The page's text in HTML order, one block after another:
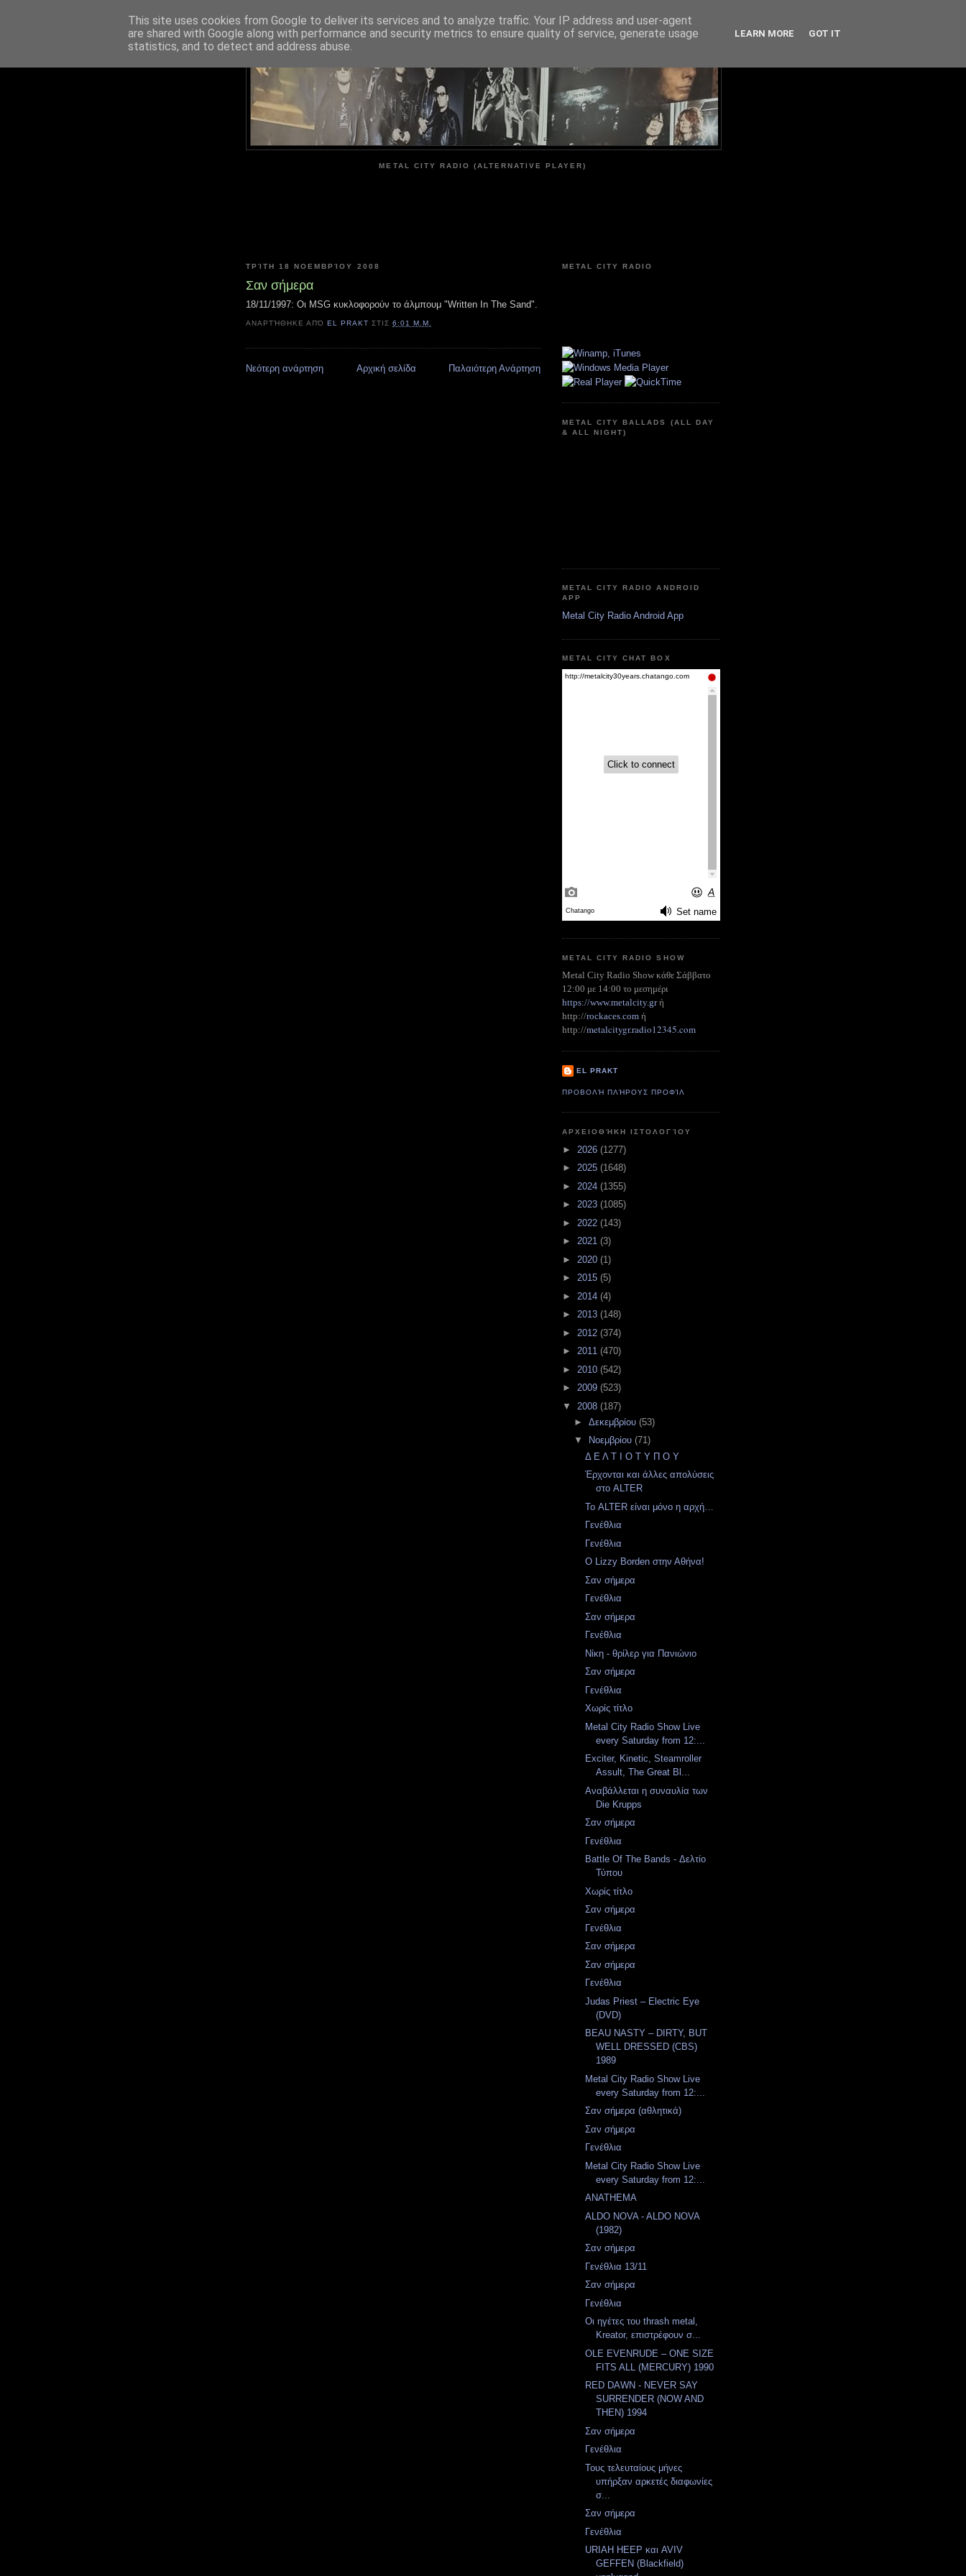
METAL CITY
METAL CITY RADIO (ALTERNATIVE PLAYER)
ΤΡΊΤΗ 18 ΝΟΕΜΒΡΊΟΥ 2008
Σαν σήμερα
18/11/1997: Οι MSG κυκλοφορούν το άλμπουμ "Written In The Sand".
ΑΝΑΡΤΉΘΗΚΕ ΑΠΌEL PRAKT ΣΤΙΣ6:01 Μ.Μ.
Νεότερη ανάρτηση Παλαιότερη Ανάρτηση
Αρχική σελίδα
METAL CITY RADIO
METAL CITY BALLADS (ALL DAY
& ALL NIGHT)
METAL CITY RADIO ANDROID
APP
Metal City Radio Android App
METAL CITY CHAT BOX
METAL CITY RADIO SHOW
Metal City Radio Show κάθε Σάββατο
12:00 με 14:00 το μεσημέρι
https://www.metalcity.grή
http://rockaces.com ή
http://metalcitygr.radio12345.com
EL PRAKT
ΠΡΟΒΟΛΉ ΠΛΉΡΟΥΣ ΠΡΟΦΊΛ
ΑΡΧΕΙΟΘΉΚΗ ΙΣΤΟΛΟΓΊΟΥ
► 2026 (1277)
► 2025 (1648)
► 2024 (1355)
► 2023 (1085)
► 2022 (143)
► 2021 (3)
► 2020 (1)
► 2015 (5)
► 2014 (4)
► 2013 (148)
► 2012 (374)
► 2011 (470)
► 2010 (542)
► 2009 (523)
▼ 2008 (187)
► Δεκεμβρίου (53)
▼
Νοεμβρίου (71)
Δ Ε Λ Τ Ι Ο Τ Υ Π Ο Υ
Έρχονται και άλλες απολύσεις
στο ALTER
Το ALTER είναι μόνο η αρχή…
Γενέθλια
Γενέθλια
Ο Lizzy Borden στην Αθήνα!
Σαν σήμερα
Γενέθλια
Σαν σήμερα
Γενέθλια
Νίκη - θρίλερ για Πανιώνιο
Σαν σήμερα
Γενέθλια
Χωρίς τίτλο
Metal City Radio Show Live
every Saturday from 12:...
Exciter, Kinetic, Steamroller
Assult, The Great Bl...
Αναβάλλεται η συναυλία των
Die Krupps
Σαν σήμερα
Γενέθλια
Battle Of The Bands - Δελτίο
Τύπου
Χωρίς τίτλο
Σαν σήμερα
Γενέθλια
Σαν σήμερα
Σαν σήμερα
Γενέθλια
Judas Priest – Electric Eye
(DVD)
BEAU NASTY – DIRTY, BUT
WELL DRESSED (CBS)
1989
Metal City Radio Show Live
every Saturday from 12:...
Σαν σήμερα (αθλητικά)
Σαν σήμερα
Γενέθλια
Metal City Radio Show Live
every Saturday from 12:...
ANATHEMA
ALDO NOVA - ALDO NOVA
(1982)
Σαν σήμερα
Γενέθλια 13/11
Σαν σήμερα
Γενέθλια
Οι ηγέτες του thrash metal,
Kreator, επιστρέφουν σ...
OLE EVENRUDE – ONE SIZE
FITS ALL (MERCURY) 1990
RED DAWN - NEVER SAY
SURRENDER (NOW AND
THEN) 1994
Σαν σήμερα
Γενέθλια
Τους τελευταίους μήνες
υπήρξαν αρκετές διαφωνίες
σ...
Σαν σήμερα
Γενέθλια
URIAH HEEP και AVIV
GEFFEN (Βlackfield)
This site uses cookies from Google to deliver its services and to analyze traffic. Your IP address and user-agent
are shared with Google along with performance and security metrics to ensure quality of service, generate usage
statistics, and to detect and address abuse.
LEARN MORE GOT IT